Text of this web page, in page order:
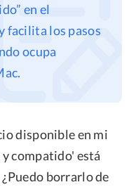
en el
facilita los pasos
ocupa
disponible en mi
compatido' está
borrarlo de